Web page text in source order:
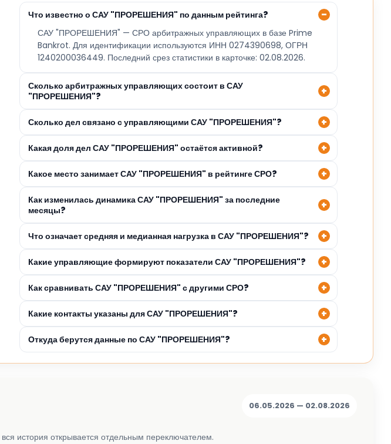
Что известно о САУ "ПРОРЕШЕНИЯ" по данным рейтинга?
САУ "ПРОРЕШЕНИЯ" — СРО арбитражных управляющих в базе Prime
Bankrot. Для идентификации используются ИНН 0274390698, ОГРН
1240200036449. Последний срез статистики в карточке: 02.08.2026.
Сколько арбитражных управляющих состоит в САУ
"ПРОРЕШЕНИЯ"?
Сколько дел связано с управляющими САУ "ПРОРЕШЕНИЯ"?
Какая доля дел САУ "ПРОРЕШЕНИЯ" остаётся активной?
Какое место занимает САУ "ПРОРЕШЕНИЯ" в рейтинге СРО?
Как изменилась динамика САУ "ПРОРЕШЕНИЯ" за последние
месяцы?
Что означает средняя и медианная нагрузка в САУ "ПРОРЕШЕНИЯ"?
Какие управляющие формируют показатели САУ "ПРОРЕШЕНИЯ"?
Как сравнивать САУ "ПРОРЕШЕНИЯ" с другими СРО?
Какие контакты указаны для САУ "ПРОРЕШЕНИЯ"?
Откуда берутся данные по САУ "ПРОРЕШЕНИЯ"?
история открывается отдельным переключателем.
06.05.2026 — 02.08.2026